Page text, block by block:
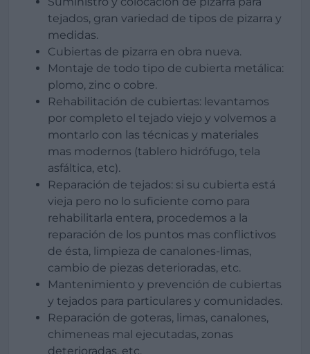
tejados, gran variedad de tipos de pizarra y
medidas.
Cubiertas de pizarra en obra nueva.
Montaje de todo tipo de cubierta metálica:
plomo, zinc o cobre.
Rehabilitación de cubiertas: levantamos
por completo el tejado viejo y volvemos a
montarlo con las técnicas y materiales
mas modernos (tablero hidrófugo, tela
asfáltica, etc).
Reparación de tejados: si su cubierta está
vieja pero no lo suficiente como para
rehabilitarla entera, procedemos a la
reparación de los puntos mas conflictivos
de ésta, limpieza de canalones-limas,
cambio de piezas deterioradas, etc.
Mantenimiento y prevención de cubiertas
y tejados para particulares y comunidades.
Reparación de goteras, limas, canalones,
chimeneas mal ejecutadas, zonas
deterioradas, etc.